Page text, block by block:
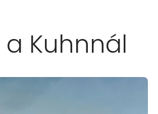
a Kuhnnál